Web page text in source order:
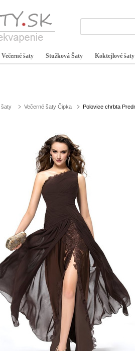
Večerné šaty Stužková Šaty Koktejlové šaty
šaty Večerné šaty Čipka Polovice chrbta